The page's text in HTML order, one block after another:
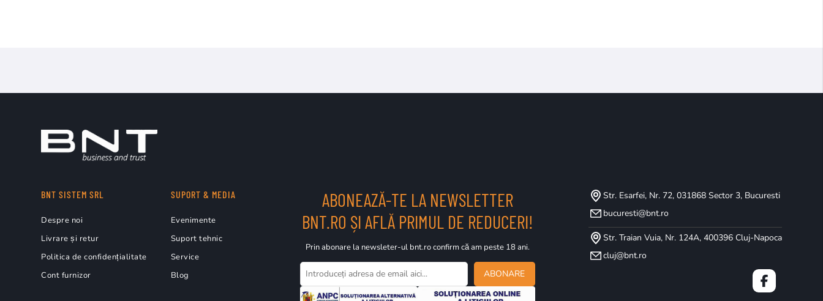
BNT SISTEM SRL
Despre noi
Livrare și retur
Politica de confidențialitate
Cont furnizor
SUPORT & MEDIA
Evenimente
Suport tehnic
Service
Blog
ABONEAZĂ-TE LA NEWSLETTER
BNT.RO ȘI AFLĂ PRIMUL DE REDUCERI!
Prin abonare la newsleter-ul bnt.ro confirm că am peste 18 ani.
ABONARE
Str. Esarfei, Nr. 72, 031868 Sector 3, Bucuresti
bucuresti@bnt.ro
Str. Traian Vuia, Nr. 124A, 400396 Cluj-Napoca
cluj@bnt.ro